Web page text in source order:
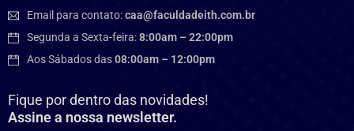
Email para contato:caa@faculdadeith.com.br
Segunda a Sexta-feira:8:00am – 22:00pm
Aos Sábados das08:00am – 12:00pm
Fique por dentro das novidades!
Assine a nossa newsletter.